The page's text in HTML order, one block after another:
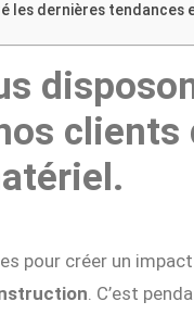
les dernières tendances
pour créer un
. C’est